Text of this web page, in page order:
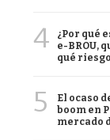
4
¿Por qué
e-BROU,
qué
5
El ocaso
boom en
mercado